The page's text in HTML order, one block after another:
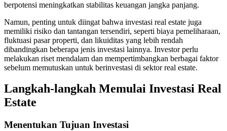
berpotensi meningkatkan stabilitas keuangan jangka panjang.
Namun, penting untuk diingat bahwa investasi real estate juga
memiliki risiko dan tantangan tersendiri, seperti biaya pemeliharaan,
fluktuasi pasar properti, dan likuiditas yang lebih rendah
dibandingkan beberapa jenis investasi lainnya. Investor perlu
melakukan riset mendalam dan mempertimbangkan berbagai faktor
sebelum memutuskan untuk berinvestasi di sektor real estate.
Langkah-langkah Memulai Investasi Real
Estate
Menentukan Tujuan Investasi